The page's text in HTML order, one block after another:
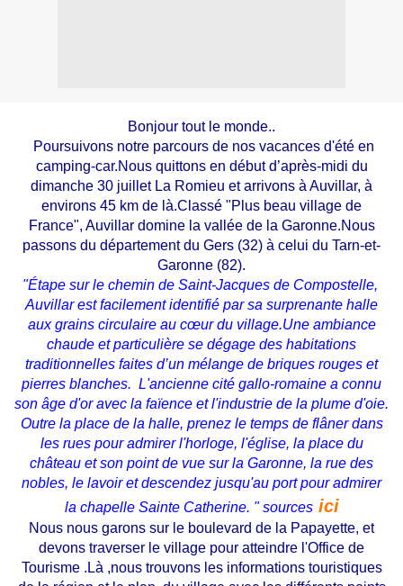
Bonjour tout le monde..
Poursuivons notre parcours de nos vacances d'été en
camping-car.Nous quittons en début d’après-midi du
dimanche 30 juillet La Romieu et arrivons à Auvillar, à
environs 45 km de là.Classé "Plus beau village de
France", Auvillar domine la vallée de la Garonne.Nous
passons du département du Gers (32) à celui du Tarn-et-
Garonne (82).
"Étape sur le chemin de Saint-Jacques de Compostelle,
Auvillar est facilement identifié par sa surprenante halle
aux grains circulaire au cœur du village.Une ambiance
chaude et particulière se dégage des habitations
traditionnelles faites d’un mélange de briques rouges et
pierres blanches. L'ancienne cité gallo-romaine a connu
son âge d'or avec la faïence et l'industrie de la plume d'oie.
Outre la place de la halle, prenez le temps de flâner dans
les rues pour admirer l'horloge, l'église, la place du
château et son point de vue sur la Garonne, la rue des
nobles, le lavoir et descendez jusqu'au port pour admirer
la chapelle Sainte Catherine. " sourcesici
Nous nous garons sur le boulevard de la Papayette, et
devons traverser le village pour atteindre l'Office de
Tourisme .Là ,nous trouvons les informations touristiques